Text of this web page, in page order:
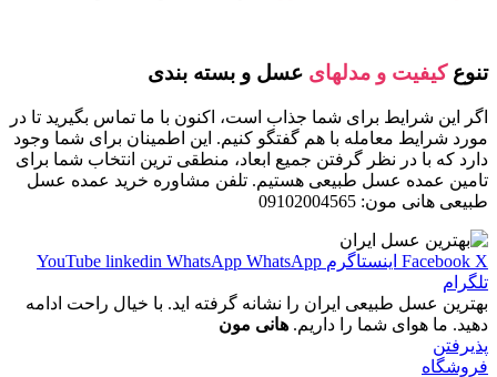
تنوعکیفیت و مدلهای عسل و بسته بندی
اگر این شرایط برای شما جذاب است، اکنون با ما تماس بگیرید تا در
مورد شرایط معامله با هم گفتگو کنیم. این اطمینان برای شما وجود
دارد که با در نظر گرفتن جمیع ابعاد، منطقی ترین انتخاب شما برای
تامین عمده عسل طبیعی هستیم. تلفن مشاوره خرید عمده عسل
طبیعی هانی مون: 09102004565
Facebook X اینستاگرم YouTube linkedin WhatsApp WhatsApp
تلگرام
بهترین عسل طبیعی ایران را نشانه گرفته اید. با خیال راحت ادامه
دهید. ما هوای شما را داریم. هانی مون
پذیرفتن
فروشگاه